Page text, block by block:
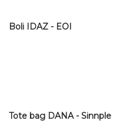
Boli IDAZ - EOI
Tote bag DANA - Sinnple